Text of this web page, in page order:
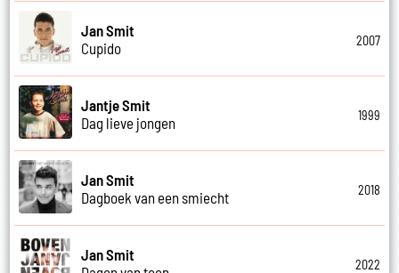
Jan Smit
Cupido
2007
Jantje Smit
Dag lieve jongen
1999
Jan Smit
Dagboek van een smiecht
2018
Jan Smit
2022